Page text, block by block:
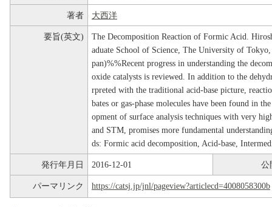
著者 大西洋
要旨(英文)
The Decomposition Reaction of Formic Acid.
aduate School of Science, The University of
pan)%%Recent progress in understanding the
oxide catalysts is reviewed. In addition to the
rpreted with the traditional acid-base picture,
bates or gas-phase molecules have been found in
opment of surface analysis techniques with very
and STM, promises more fundamental
ds: Formic acid decomposition, Acid-base,
発行年月日 2016-12-01 公
パーマリンク https://catsj.jp/jnl/pageview?articlecd=4008058300b